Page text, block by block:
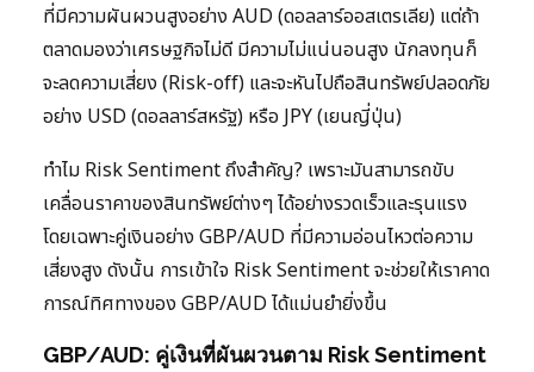
ที่มีความผันผวนสูงอย่าง AUD (ดอลลาร์ออสเตรเลีย) แต่ถ้า
ตลาดมองว่าเศรษฐกิจไม่ดี มีความไม่แน่นอนสูง นักลงทุนก็
จะลดความเสี่ยง (Risk-off) และจะหันไปถือสินทรัพย์ปลอดภัย
อย่าง USD (ดอลลาร์สหรัฐ) หรือ JPY (เยนญี่ปุ่น)
ทำไม Risk Sentiment ถึงสำคัญ? เพราะมันสามารถขับ
เคลื่อนราคาของสินทรัพย์ต่างๆ ได้อย่างรวดเร็วและรุนแรง
โดยเฉพาะคู่เงินอย่าง GBP/AUD ที่มีความอ่อนไหวต่อความ
เสี่ยงสูง ดังนั้น การเข้าใจ Risk Sentiment จะช่วยให้เราคาด
การณ์ทิศทางของ GBP/AUD ได้แม่นยำยิ่งขึ้น
GBP/AUD: คู่เงินที่ผันผวนตาม Risk Sentiment